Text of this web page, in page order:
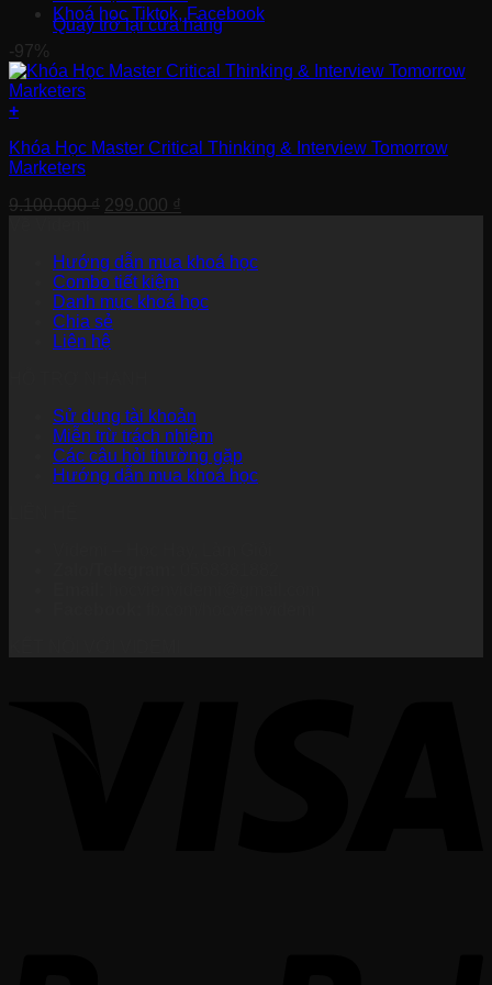
Quay trở lại cửa hàng
Khoá học Tiktok, Facebook
-97%
+
Khóa Học Master Critical Thinking & Interview Tomorrow
Marketers
9.100.000₫ Giá
9.100.000 ₫.
299.000 ₫
là:
Hướng dẫn mua khoá học
Combo tiết kiệm
Danh mục khoá học
Chia sẻ
Liên hệ
Sử dụng tài khoản
Miễn trừ trách nhiệm
Các câu hỏi thường gặp
Hướng dẫn mua khoá học